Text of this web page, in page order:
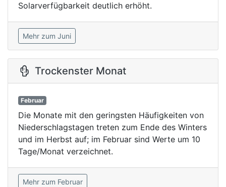
Solarverfügbarkeit deutlich erhöht.
Mehr zum Juni
Trockenster Monat
Februar
Die Monate mit den geringsten Häufigkeiten von
Niederschlagstagen treten zum Ende des Winters
und im Herbst auf; im Februar sind Werte um 10
Tage/Monat verzeichnet.
Mehr zum Februar